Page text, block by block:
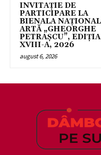
INVITAȚIE DE
PARTICIPARE LA
BIENALA
ARTĂ „GHEORGHE
PETRAȘCU”,
XVIII-A, 2026
august 6, 2026